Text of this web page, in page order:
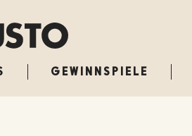
GEWINNSPIELE